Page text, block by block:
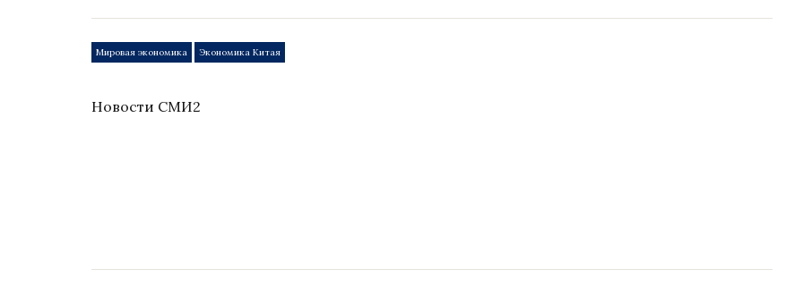
Мировая экономика Экономика Китая
Новости СМИ2